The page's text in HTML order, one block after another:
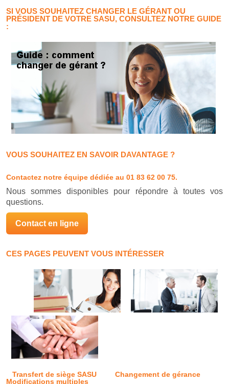
SI VOUS SOUHAITEZ CHANGER LE GÉRANT OU
PRÉSIDENT DE VOTRE SASU, CONSULTEZ NOTRE GUIDE
:
VOUS SOUHAITEZ EN SAVOIR DAVANTAGE ?
Contactez notre équipe dédiée au 01 83 62 00 75.
Nous sommes disponibles pour répondre à toutes vos
questions.
Contact en ligne
CES PAGES PEUVENT VOUS INTÉRESSER
Transfert de siège SASU
Changement de gérance
Modifications multiples